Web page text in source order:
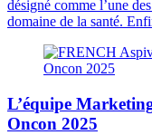
désigné comme l’une
domaine de la santé.
L’équipe
Oncon 2025